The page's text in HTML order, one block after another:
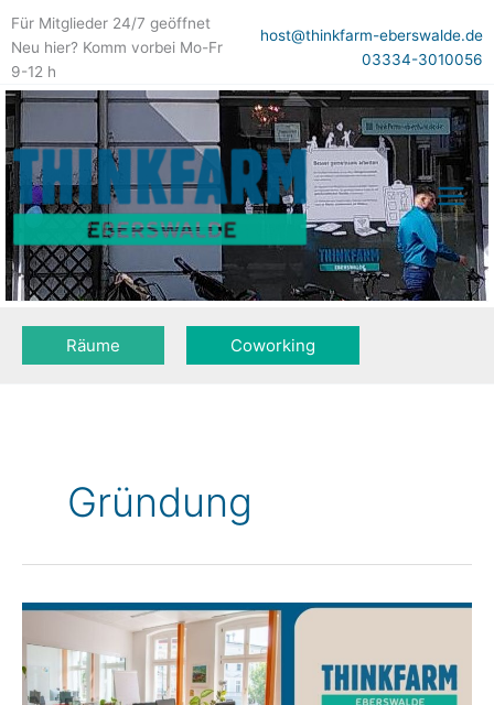
Für Mitglieder 24/7 geöffnet
Neu hier? Komm vorbei Mo-Fr
9-12 h
host@thinkfarm-eberswalde.de
03334-3010056
Räume Coworking
Gründung